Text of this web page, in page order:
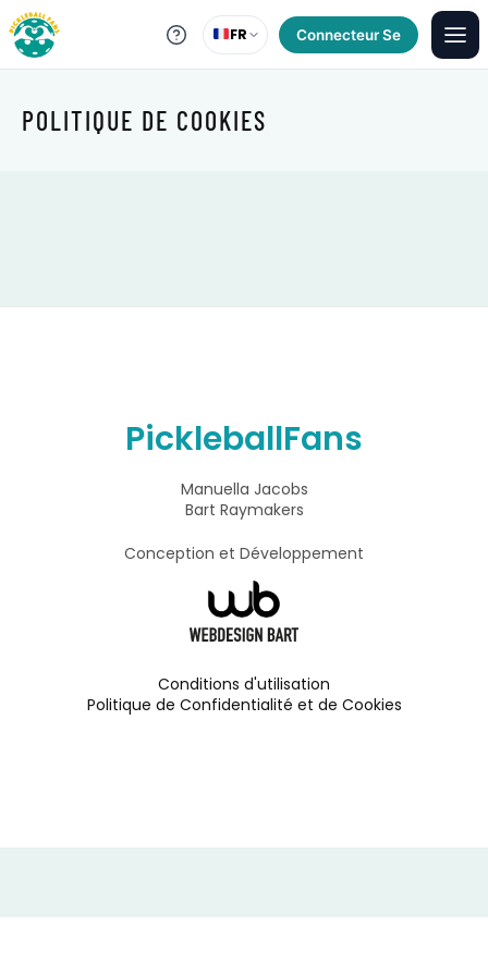
POLITIQUE DE COOKIES
PickleballFans
Manuella Jacobs
Bart Raymakers
Conception et Développement
Conditions d'utilisation
Politique de Confidentialité et de Cookies
FR Connecteur Se